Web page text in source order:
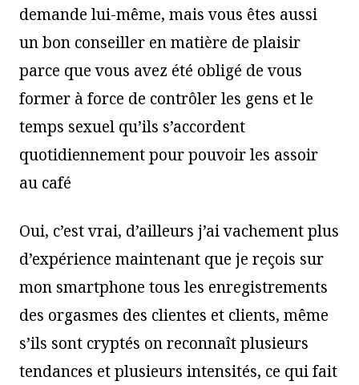
demande lui-même, mais vous êtes aussi
un bon conseiller en matière de plaisir
parce que vous avez été obligé de vous
former à force de contrôler les gens et le
temps sexuel qu’ils s’accordent
quotidiennement pour pouvoir les assoir
au café
Oui, c’est vrai, d’ailleurs j’ai vachement plus
d’expérience maintenant que je reçois sur
mon smartphone tous les enregistrements
des orgasmes des clientes et clients, même
s’ils sont cryptés on reconnaît plusieurs
tendances et plusieurs intensités, ce qui fait